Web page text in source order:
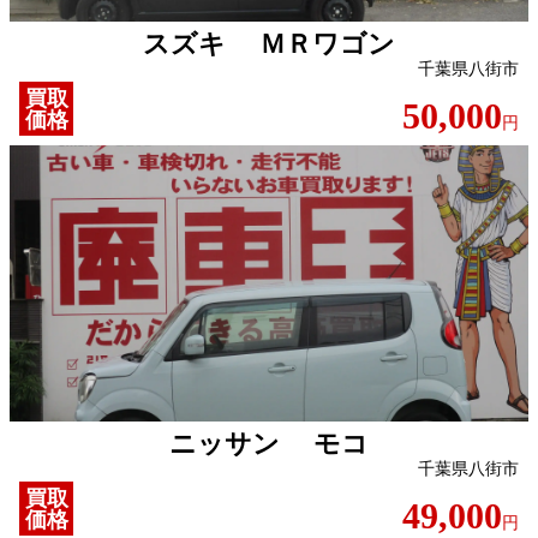
スズキ ＭＲワゴン
千葉県八街市
買取
価格
50,000 円
ニッサン モコ
千葉県八街市
買取
価格
49,000 円